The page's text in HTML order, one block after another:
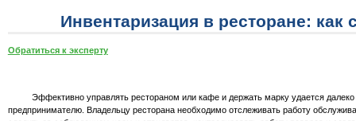
Инвентаризация в ресторане: как
Обратиться к эксперту
Эффективно управлять рестораном или кафе и держать марку удается далеко
предпринимателю. Владельцу ресторана необходимо отслеживать работу